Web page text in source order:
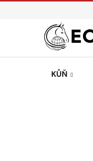
Přejít
KŮŇ